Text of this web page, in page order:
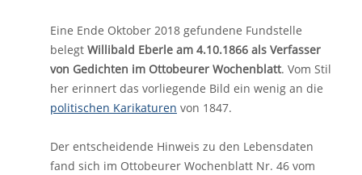
Eine Ende Oktober 2018 gefundene Fundstelle
belegt Willibald Eberle am 4.10.1866 als Verfasser
von Gedichten im Ottobeurer Wochenblatt. Vom Stil
her erinnert das vorliegende Bild ein wenig an die
politischen Karikaturen von 1847.
Der entscheidende Hinweis zu den Lebensdaten
fand sich im Ottobeurer Wochenblatt Nr. 46 vom